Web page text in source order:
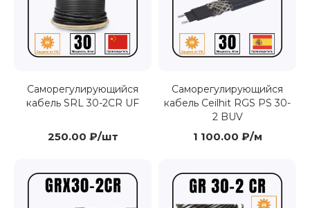
Саморегулирующийся
кабель SRL 30-2CR UF
250.00 ₽/шт
Саморегулирующийся
кабель Ceilhit RGS PS 30-
2 BUV
1 100.00 ₽/м